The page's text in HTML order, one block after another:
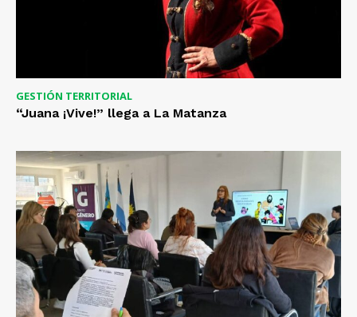
GESTIÓN TERRITORIAL
“Juana ¡Vive!” llega a La Matanza